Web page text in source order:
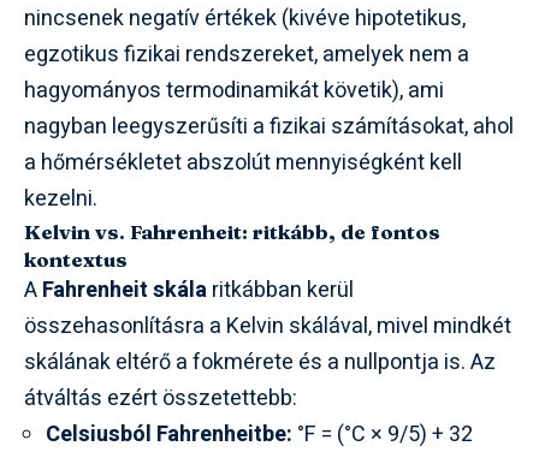
nincsenek negatív értékek (kivéve hipotetikus,
egzotikus fizikai rendszereket, amelyek nem a
hagyományos termodinamikát követik), ami
nagyban leegyszerűsíti a fizikai számításokat, ahol
a hőmérsékletet abszolút mennyiségként kell
kezelni.
Kelvin vs. Fahrenheit: ritkább, de fontos
kontextus
AFahrenheit skálaritkábban kerül
összehasonlításra a Kelvin skálával, mivel mindkét
skálának eltérő a fokmérete és a nullpontja is. Az
átváltás ezért összetettebb:
Celsiusból Fahrenheitbe: °F = (°C × 9/5) + 32